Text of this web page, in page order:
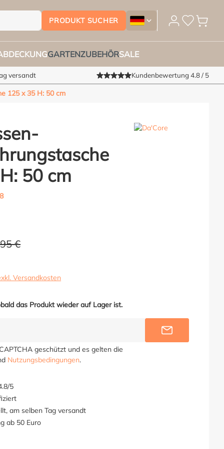
PRODUKT SUCHER
GARTENZUBEHÖRSALE
versandt Kundenbewertung 4.8 / 5
125 x 35 H: 50 cm
50 cm
€
Versandkosten
das Produkt wieder auf Lager ist.
geschützt und es gelten die
Nutzungsbedingungen.
5
am selben Tag versandt
ab 50 Euro